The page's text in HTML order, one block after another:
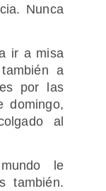
Nunca
ir a misa
a
por las
domingo,
al
le
también.